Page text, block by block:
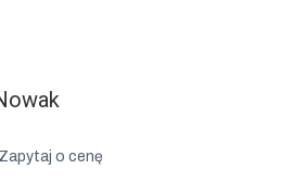
Zapytaj o cenę